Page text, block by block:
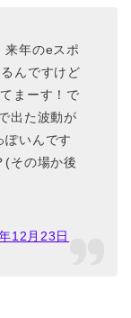
来年のeスポ
んですけど
まーす！で
出た波動が
ぽいんです
(その場か後
12月23日